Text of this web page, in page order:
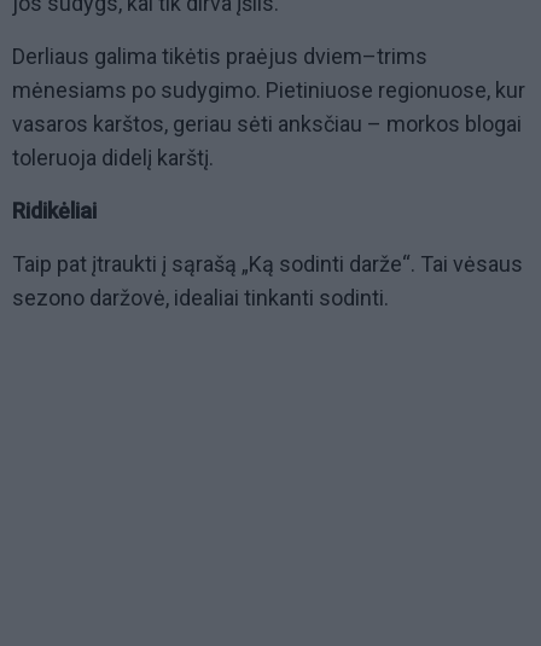
Derliaus galima tikėtis praėjus dviem–trims
mėnesiams po sudygimo. Pietiniuose regionuose, kur
vasaros karštos, geriau sėti anksčiau – morkos blogai
toleruoja didelį karštį.
Ridikėliai
Taip pat įtraukti į sąrašą „Ką sodinti darže“. Tai vėsaus
sezono daržovė, idealiai tinkanti sodinti.